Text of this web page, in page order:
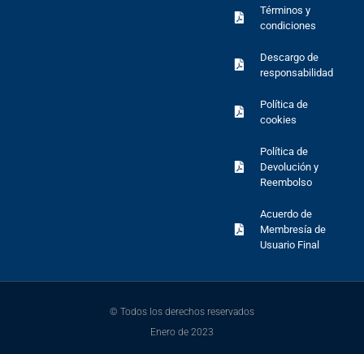
Términos y
condiciones
Descargo de
responsabilidad
Política de
cookies
Política de
Devolución y
Reembolso
Acuerdo de
Membresía de
Usuario Final
© Todos los derechos reservados
Enero de 2023